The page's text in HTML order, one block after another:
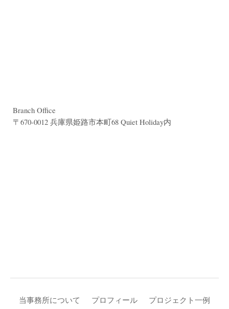
Branch Office
〒670-0012 兵庫県姫路市本町68 Quiet Holiday内
当事務所について プロフィール プロジェクト一例